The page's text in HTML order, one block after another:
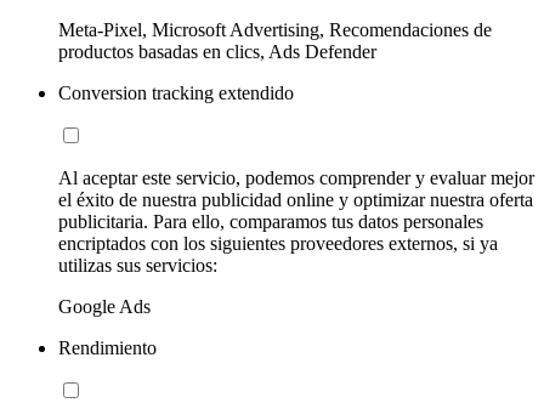
Meta-Pixel, Microsoft Advertising, Recomendaciones de
productos basadas en clics, Ads Defender
Conversion tracking extendido
Al aceptar este servicio, podemos comprender y evaluar mejor
el éxito de nuestra publicidad online y optimizar nuestra oferta
publicitaria. Para ello, comparamos tus datos personales
encriptados con los siguientes proveedores externos, si ya
utilizas sus servicios:
Google Ads
Rendimiento